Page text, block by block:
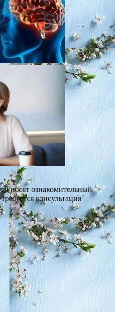
носят ознакомительный
консультация